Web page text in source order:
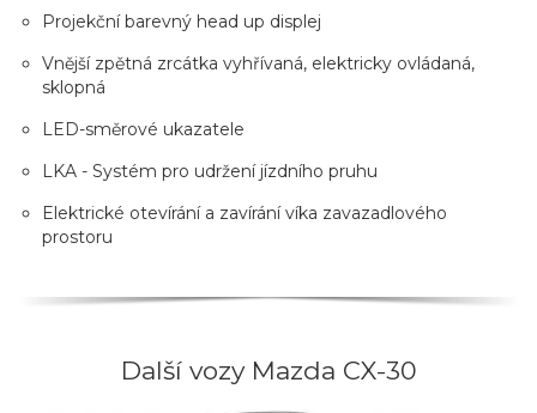
Projekční barevný head up displej
Vnější zpětná zrcátka vyhřívaná, elektricky ovládaná,
sklopná
LED-směrové ukazatele
LKA - Systém pro udržení jízdního pruhu
Elektrické otevírání a zavírání víka zavazadlového
prostoru
Další vozy Mazda CX-30